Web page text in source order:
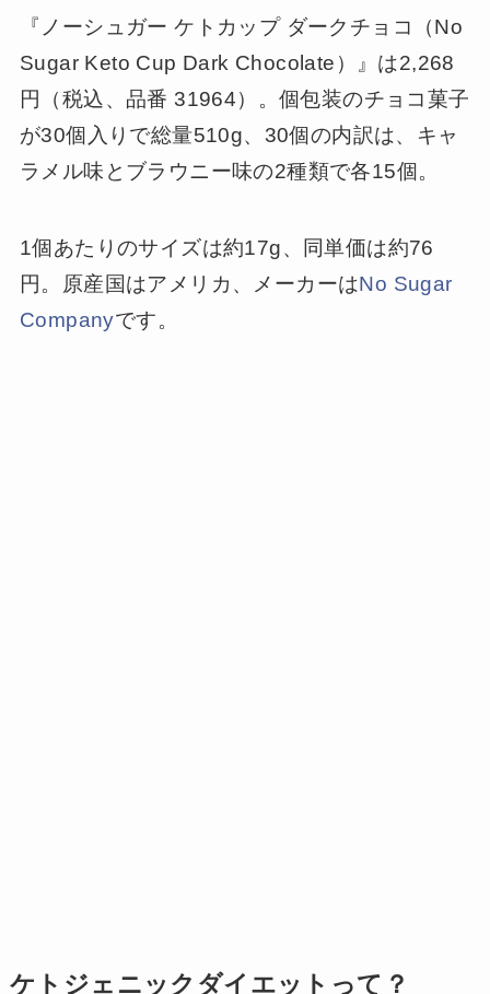
『ノーシュガー ケトカップ ダークチョコ（No
Sugar Keto Cup Dark Chocolate）』は2,268
円（税込、品番 31964）。個包装のチョコ菓子
が30個入りで総量510g、30個の内訳は、キャ
ラメル味とブラウニー味の2種類で各15個。
1個あたりのサイズは約17g、同単価は約76
円。原産国はアメリカ、メーカーはNo Sugar
Companyです。
ケトジェニックダイエットって？